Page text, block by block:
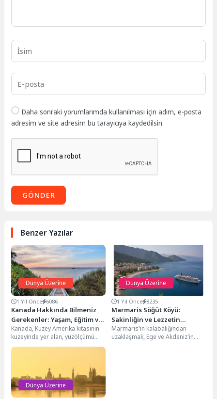
Daha sonraki yorumlarımda kullanılması için adım, e-posta
adresim ve site adresim bu tarayıcıya kaydedilsin.
GÖNDER
Benzer Yazılar
Dünya Üzerine
1 Yıl Önce 6086
Kanada Hakkında Bilmeniz
Gerekenler: Yaşam, Eğitim ve
Kültür
Kanada, Kuzey Amerika kıtasının
kuzeyinde yer alan, yüzölçümü
bakımından dünyanın en büyük
Dünya Üzerine
1 Yıl Önce 8235
Marmaris Söğüt Köyü:
Sakinliğin ve Lezzetin
Buluşma Noktası
Marmaris'in kalabalığından
uzaklaşmak, Ege ve Akdeniz'in
Dünya Üzerine